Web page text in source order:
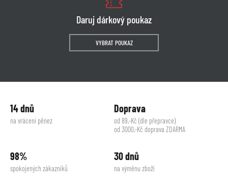
Daruj dárkový poukaz
VYBRAT POUKAZ
14 dnů
na vrácení pěnez
Doprava
od 89,-Kč (dle přepravce)
od 3000,-Kč doprava ZDARMA
98%
spokojených zákazníků
30 dnů
na výměnu zboží